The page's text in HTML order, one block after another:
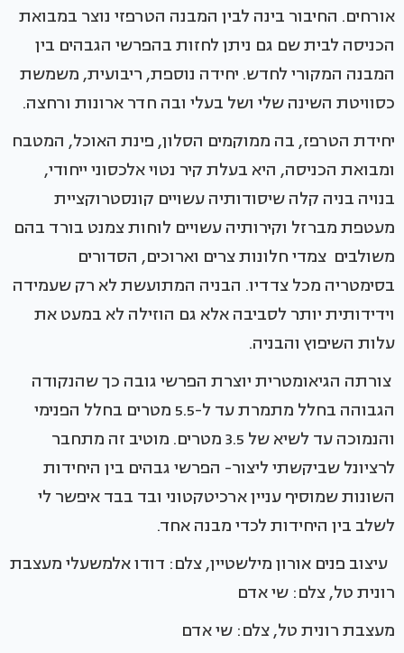
אורחים. החיבור בינה לבין המבנה הטרפזי נוצר במבואת
הכניסה לבית שם גם ניתן לחזות בהפרשי הגבהים בין
המבנה המקורי לחדש. יחידה נוספת, ריבועית, משמשת
כסוויטת השינה שלי ושל בעלי ובה חדר ארונות ורחצה.
יחידת הטרפז, בה ממוקמים הסלון, פינת האוכל, המטבח
ומבואת הכניסה, היא בעלת קיר נטוי אלכסוני ייחודי,
בנויה בניה קלה שיסודותיה עשויים קונסטרוקציית
מעטפת מברזל וקירותיה עשויים לוחות צמנט בורד בהם
משולבים צמדי חלונות צרים וארוכים, הסדורים
בסימטריה מכל צדדיו. הבניה המתועשת לא רק שעמידה
וידידותית יותר לסביבה אלא גם הוזילה לא במעט את
עלות השיפוץ והבניה.
צורתה הגיאומטרית יוצרת הפרשי גובה כך שהנקודה
הגבוהה בחלל מתמרת עד ל-5.5 מטרים בחלל הפנימי
והנמוכה עד לשיא של 3.5 מטרים. מוטיב זה מתחבר
לרציונל שביקשתי ליצור- הפרשי גבהים בין היחידות
השונות שמוסיף עניין ארכיטקטוני ובד בבד איפשר לי
לשלב בין היחידות לכדי מבנה אחד.
עיצוב פנים אורון מילשטיין, צלם: דודו אלמשעלי מעצבת
רונית טל, צלם: שי אדם
מעצבת רונית טל, צלם: שי אדם